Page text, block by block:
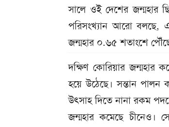
সালে ওই দেশের জন্মহার
পরিসংখ্যান আরো বলছে,
জন্মহার ০.৬৫ শতাংশে
দক্ষিণ কোরিয়ার জন্মহার
হয়ে উঠেছে। সন্তান পালন
উৎসাহ দিতে নানা রকম
জন্মহার কমেছে চীনেও।